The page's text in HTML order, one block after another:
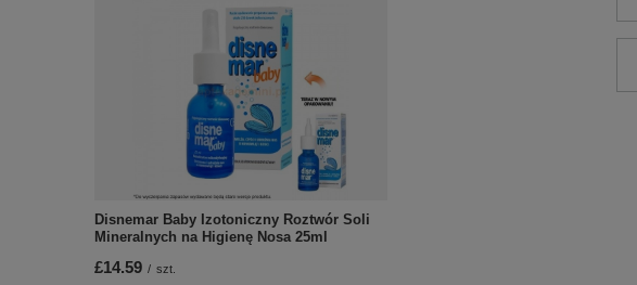
Disnemar Baby Izotoniczny Roztwór Soli
Mineralnych na Higienę Nosa 25ml
£14.59 / szt.